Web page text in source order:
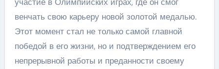
венчать свою карьеру новой золотой медалью.
Этот момент стал не только самой главной
победой в его жизни, но и подтверждением его
непрерывной работы и преданности своему